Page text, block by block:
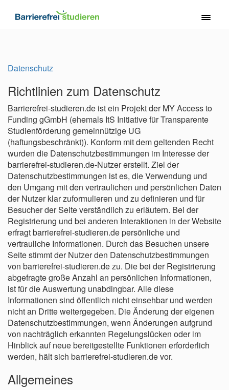
Datenschutz
Richtlinien zum Datenschutz
Barrierefrei-studieren.de ist ein Projekt der MY Access to
Funding gGmbH (ehemals ItS Initiative für Transparente
Studienförderung gemeinnützige UG
(haftungsbeschränkt)). Konform mit dem geltenden Recht
wurden die Datenschutzbestimmungen im Interesse der
barrierefrei-studieren.de-Nutzer erstellt. Ziel der
Datenschutzbestimmungen ist es, die Verwendung und
den Umgang mit den vertraulichen und persönlichen Daten
der Nutzer klar zuformulieren und zu definieren und für
Besucher der Seite verständlich zu erläutern. Bei der
Registrierung und bei anderen Interaktionen in der Website
erfragt barrierefrei-studieren.de persönliche und
vertrauliche Informationen. Durch das Besuchen unsere
Seite stimmt der Nutzer den Datenschutzbestimmungen
von barrierefrei-studieren.de zu. Die bei der Registrierung
abgefragte große Anzahl an persönlichen Informationen,
ist für die Auswertung unabdingbar. Alle diese
Informationen sind öffentlich nicht einsehbar und werden
nicht an Dritte weitergegeben. Die Änderung der eigenen
Datenschutzbestimmungen, wenn Änderungen aufgrund
von nachträglich erkannten Regelungslücken oder im
Hinblick auf neue bereitgestellte Funktionen erforderlich
werden, hält sich barrierefrei-studieren.de vor.
Allgemeines